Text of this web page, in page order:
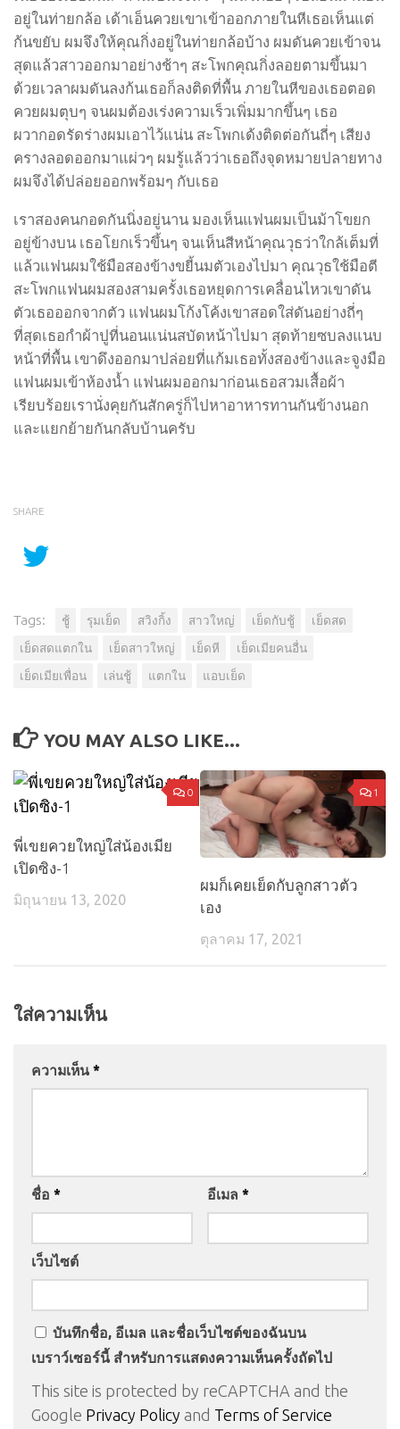
อยู่ในท่ายกล้อ เด้าเอ็นควยเขาเข้าออกภายในหีเธอเห็นแต่
ก้นขยับ ผมจึงให้คุณกิ่งอยู่ในท่ายกล้อบ้าง ผมดันควยเข้าจน
สุดแล้วสาวออกมาอย่างช้าๆ สะโพกคุณกิ่งลอยตามขึ้นมา
ด้วยเวลาผมดันลงก้นเธอก็ลงติดที่พื้น ภายในหีของเธอตอด
ควยผมตุบๆ จนผมต้องเร่งความเร็วเพิ่มมากขึ้นๆ เธอ
ผวากอดรัดร่างผมเอาไว้แน่น สะโพกเด้งติดต่อกันถี่ๆ เสียง
ครางลอดออกมาแผ่วๆ ผมรู้แล้วว่าเธอถึงจุดหมายปลายทาง
ผมจึงได้ปล่อยออกพร้อมๆ กับเธอ
เราสองคนกอดกันนิ่งอยู่นาน มองเห็นแฟนผมเป็นม้าโขยก
อยู่ข้างบน เธอโยกเร็วขึ้นๆ จนเห็นสีหน้าคุณวุธว่าใกล้เต็มที่
แล้วแฟนผมใช้มือสองข้างขยี้นมตัวเองไปมา คุณวุธใช้มือตี
สะโพกแฟนผมสองสามครั้งเธอหยุดการเคลื่อนไหวเขาดัน
ตัวเธอออกจากตัว แฟนผมโก้งโค้งเขาสอดใส่ดันอย่างถี่ๆ
ที่สุดเธอกำผ้าปูที่นอนแน่นสบัดหน้าไปมา สุดท้ายซบลงแนบ
หน้าที่พื้น เขาดึงออกมาปล่อยที่แก้มเธอทั้งสองข้างและจูงมือ
แฟนผมเข้าห้องน้ำ แฟนผมออกมาก่อนเธอสวมเสื้อผ้า
เรียบร้อยเรานั่งคุยกันสักครู่ก็ไปหาอาหารทานกันข้างนอก
และแยกย้ายกันกลับบ้านครับ
SHARE
Tags: ชู้ รุมเย็ด สวิงกิ้ง สาวใหญ่ เย็ดกับชู้
เย็ดสด
เย็ดสดแตกใน
เย็ดสาวใหญ่ เย็ดหี
เย็ดเมียคนอื่น
เย็ดเมียเพื่อน
เล่นชู้ แตกใน แอบเย็ด
YOU MAY ALSO LIKE...
0
พี่เขยควยใหญ่ใส่น้องเมีย
เปิดซิง-1
มิถุนายน 13, 2020
1
ผมก็เคยเย็ดกับลูกสาวตัว
เอง
ตุลาคม 17, 2021
ใส่ความเห็น
ความเห็น *
ชื่อ * อีเมล *
เว็บไซต์
บันทึกชื่อ, อีเมล และชื่อเว็บไซต์ของฉันบน
เบราว์เซอร์นี้ สำหรับการแสดงความเห็นครั้งถัดไป
This site is protected by reCAPTCHA and the
Google Privacy Policy and Terms of Service